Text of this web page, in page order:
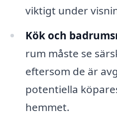
viktigt under
Kök och
rum måste se
eftersom de är
potentiella
hemmet.